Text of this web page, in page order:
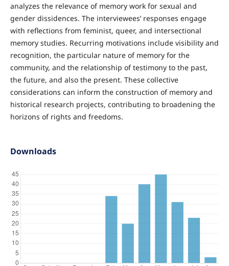
analyzes the relevance of memory work for sexual and
gender dissidences. The interviewees’ responses engage
with reflections from feminist, queer, and intersectional
memory studies. Recurring motivations include visibility and
recognition, the particular nature of memory for the
community, and the relationship of testimony to the past,
the future, and also the present. These collective
considerations can inform the construction of memory and
historical research projects, contributing to broadening the
horizons of rights and freedoms.
Downloads